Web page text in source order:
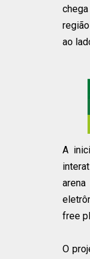
ao
A
free
O